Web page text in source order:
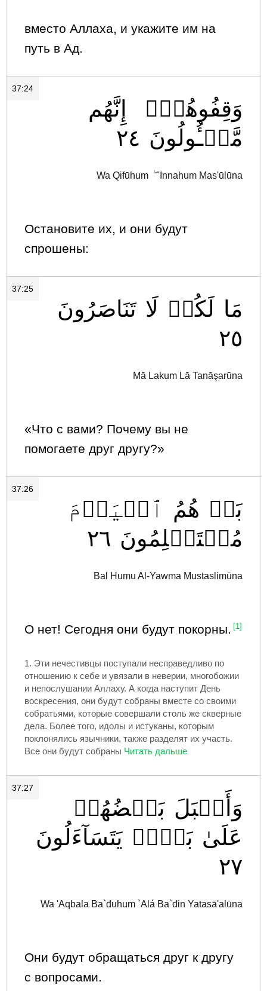
вместо Аллаха, и укажите им на
путь в Ад.
37:24
وَقِفُوهُمۡۖ
إِنَّهُم
مَّسۡـُٔولُونَ ٢٤
Wa Qifūhum ۖ 'Innahum Mas'ūlūna
Остановите их, и они будут
спрошены:
37:25
مَا لَكُمۡ لَا تَنَاصَرُونَ
٢٥
Mā Lakum Lā Tanāşarūna
«Что с вами? Почему вы не
помогаете друг другу?»
37:26
بَلۡ هُمُ ٱلۡيَوۡمَ
مُسۡتَسۡلِمُونَ ٢٦
Bal Humu Al-Yawma Mustaslimūna
О нет! Сегодня они будут покорны. [1]
1. Эти нечестивцы поступали несправедливо по
отношению к себе и увязали в неверии, многобожии
и непослушании Аллаху. А когда наступит День
воскресения, они будут собраны вместе со своими
собратьями, которые совершали столь же скверные
дела. Более того, идолы и истуканы, которым
поклонялись язычники, также разделят их участь.
Все они будут собраны
37:27
وَأَقۡبَلَ بَعۡضُهُمۡ
عَلَىٰ بَعۡضٖ يَتَسَآءَلُونَ
٢٧
Wa 'Aqbala Ba`đuhum `Alá Ba`đin Yatasā'alūna
Они будут обращаться друг к другу
с вопросами.